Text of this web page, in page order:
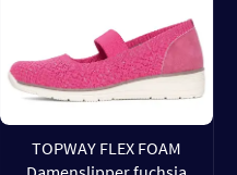
TOPWAY FLEX FOAM